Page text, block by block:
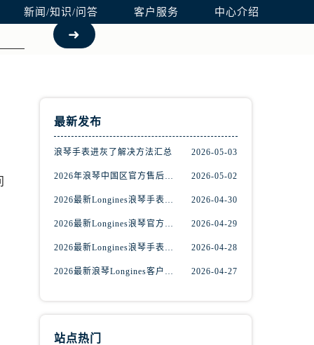
新闻/知识/问答 客户服务 中心介绍
最新发布
浪琴手表进灰了解决方法汇总 2026-05-03
2026年浪琴中国区官方售后网络更新公告（最新电话及地址） 2026-05-02
2026最新Longines浪琴手表官方售后服务中心网点地址考察报告 2026-04-30
2026最新Longines浪琴官方维修保养服务中心地址实地探访报告 2026-04-29
2026最新Longines浪琴手表服务点地址调研报告 2026-04-28
2026最新浪琴Longines客户服务中心地址实地探访报告 2026-04-27
站点热门